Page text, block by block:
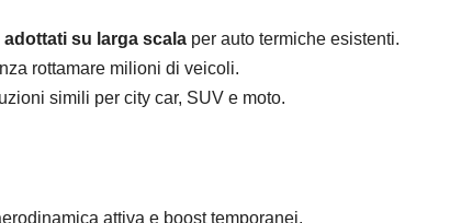
adottati su larga scala per auto termiche esistenti.
rottamare milioni di veicoli.
simili per city car, SUV e moto.
attiva e boost temporanei.